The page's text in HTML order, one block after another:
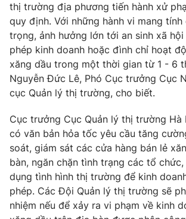
® Cấm sao chép dưới mọi hình thức nếu
thuận bằng văn bản. Ghi rõ nguồn VTV.vn
thông tin từ website này.
thị trường địa phương tiến hành xử
quy định. Với những hành vi mang tính
trọng, ảnh hưởng lớn tới an sinh xã
phép kinh doanh hoặc đình chỉ hoạt
xăng dầu trong một thời gian từ 1 - 6
Nguyễn Đức Lê, Phó Cục trưởng Cục
cục Quản lý thị trường, cho biết.
Cục trưởng Cục Quản lý thị trường Hà
có văn bản hỏa tốc yêu cầu tăng
soát, giám sát các cửa hàng bán lẻ
bàn, ngăn chặn tình trạng các tổ chức,
dụng tình hình thị trường để kinh
phép. Các Đội Quản lý thị trường sẽ
nhiệm nếu để xảy ra vi phạm về kinh